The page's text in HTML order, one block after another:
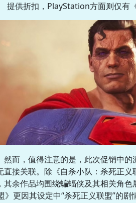
提供折扣，PlayStation方面则仅有
然而，值得注意的是，此次促销中
直接关联。除《自杀小队：杀死正
其余作品均围绕蝙蝠侠及其相关角色
》更因其设定中“杀死正义联盟”的